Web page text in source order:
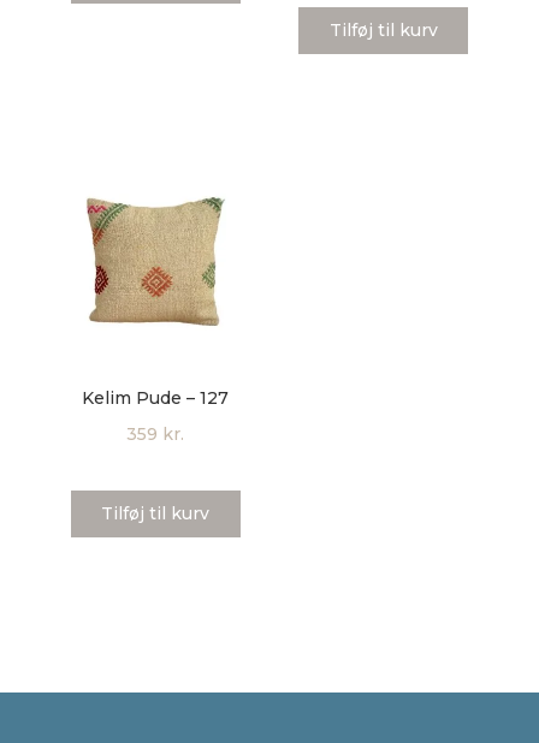
pris
pris
Tilføj til kurv
Kelim Pude – 127
359 kr.
Tilføj til kurv